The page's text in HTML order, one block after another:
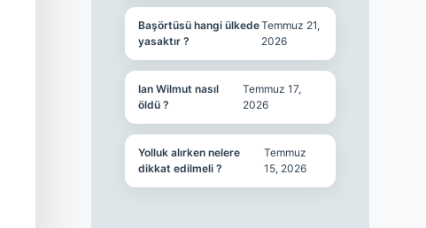
Başörtüsü hangi ülkede
yasaktır ?
Temmuz 21,
2026
Ian Wilmut nasıl
öldü ?
Temmuz 17,
2026
Yolluk alırken nelere
dikkat edilmeli ?
Temmuz
15, 2026